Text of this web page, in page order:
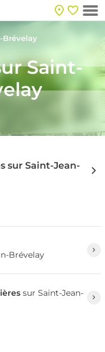
Brévelay
Saint-
sur Saint-Jean-
Brévelay
sur Saint-Jean-